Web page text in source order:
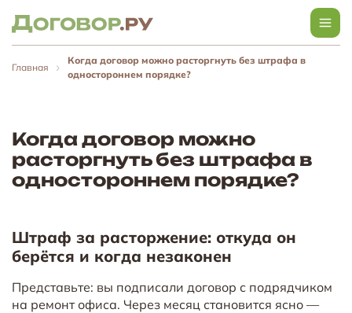
Главная
Когда договор можно расторгнуть без штрафа в
одностороннем порядке?
Когда договор можно
расторгнуть без штрафа в
одностороннем порядке?
Штраф за расторжение: откуда он
берётся и когда незаконен
Представьте: вы подписали договор с подрядчиком
на ремонт офиса. Через месяц становится ясно —